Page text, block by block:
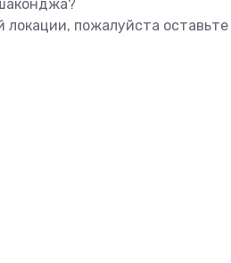
локации, пожалуйста оставьте